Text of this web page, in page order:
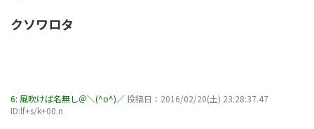
クソワロタ
6: 風吹けば名無し＠＼(^o^)／投稿日：2016/02/20(土) 23:28:37.47
ID:lf+s/k+00.n